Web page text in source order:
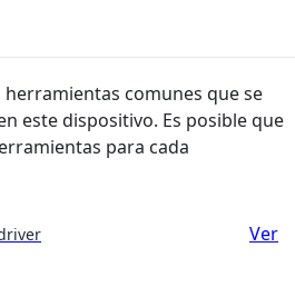
herramientas comunes que se
este dispositivo. Es posible que
para cada
Ver